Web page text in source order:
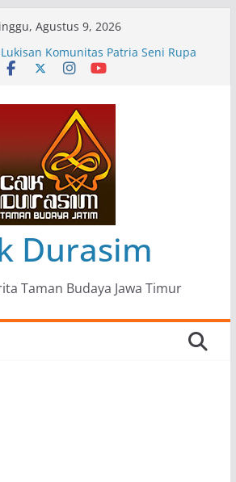
Agustus 9, 2026
Komunitas Patria Seni Rupa
: Ketika “Bergerak” Menjadi Mantra
Sunyi dan Luka di Balik “Samaleak”
Seni dan Budaya: Catatan
Kerja Ir. Bambang Haryo Soekartono
DPR RI ke Taman Budaya Jawa
Tunggal 35 Karya Agus Koecink
Tambang”, Ungkapan Kritis Tentang
Pertambangan
Durasim
Taman Budaya Jawa Timur